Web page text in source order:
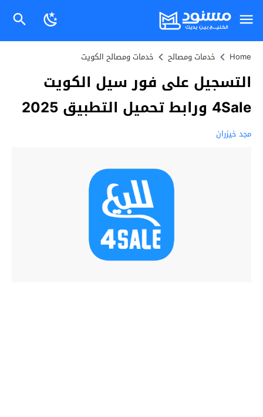
Home خدمات ومصالح خدمات ومصالح الكويت
التسجيل على فور سيل الكويت
4Sale ورابط تحميل التطبيق 2025
مجد خيزران